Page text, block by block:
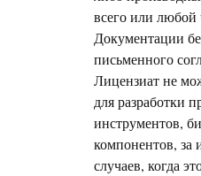
всего или
Документации
письменного
Лицензиат не
для разработки
инструментов,
компонентов, за
случаев, когда